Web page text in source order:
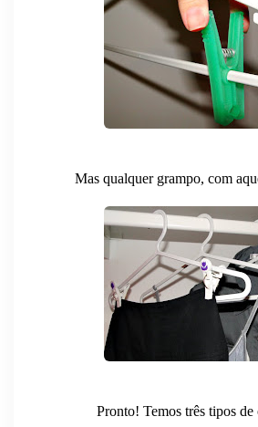
Mas qualquer grampo, com
Pronto! Temos três tipos de